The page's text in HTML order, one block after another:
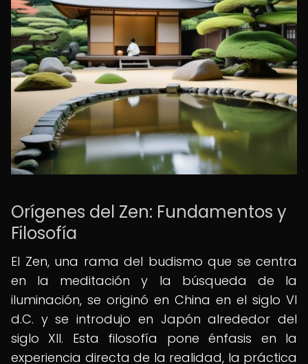
Orígenes del Zen: Fundamentos y
Filosofía
El Zen, una rama del budismo que se centra
en la meditación y la búsqueda de la
iluminación, se originó en China en el siglo VI
d.C. y se introdujo en Japón alrededor del
siglo XII. Esta filosofía pone énfasis en la
experiencia directa de la realidad, la práctica